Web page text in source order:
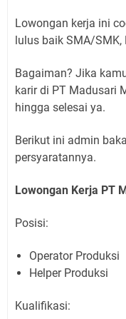
Lowongan kerja ini
lulus baik SMA/
Bagaiman? Jika
karir di PT Madusari
hingga selesai ya.
Berikut ini admin
persyaratannya.
Lowongan Kerja PT
Posisi:
Operator Produksi
Helper Produksi
Kualifikasi: